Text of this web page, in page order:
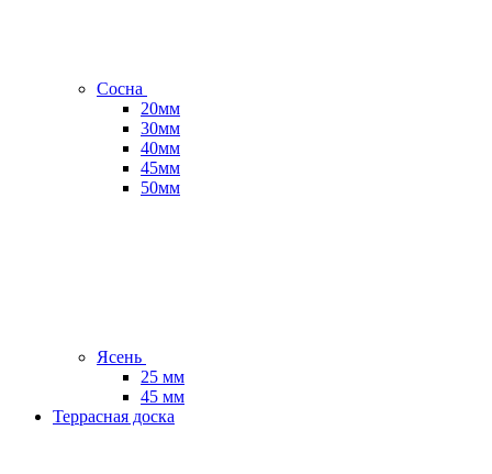
Сосна
20мм
30мм
40мм
45мм
50мм
Ясень
25 мм
45 мм
Террасная доска